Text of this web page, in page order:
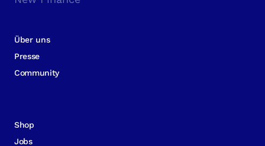
Über uns
Presse
Community
Shop
Jobs